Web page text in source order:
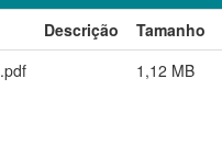
Descrição Tamanho
1,12 MB